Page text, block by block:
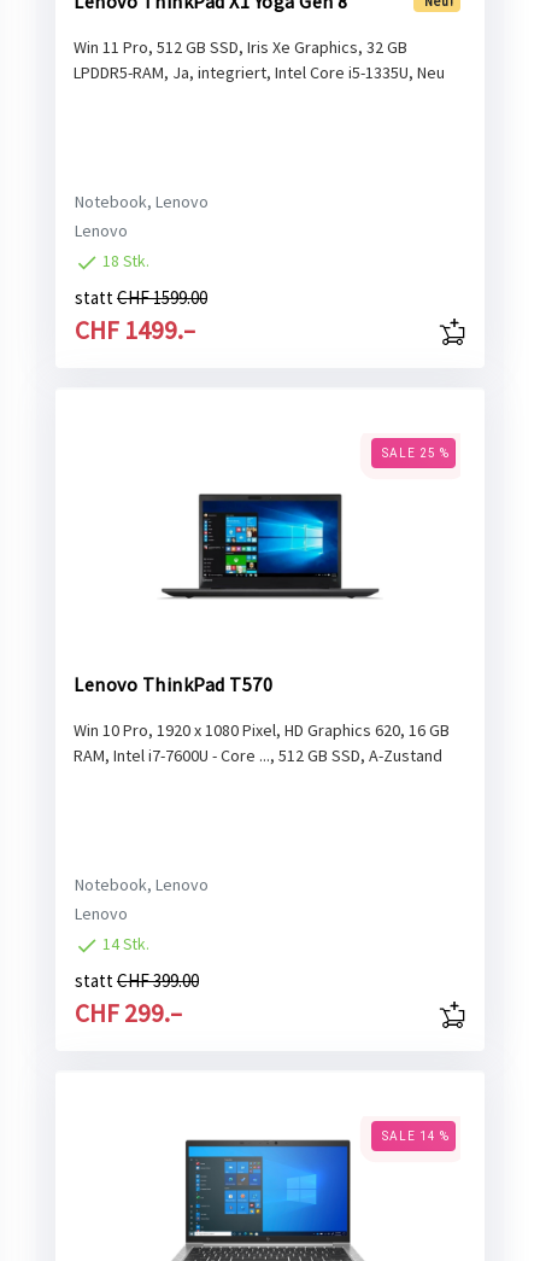
Win 11 Pro, 512 GB SSD, Iris Xe Graphics, 32 GB
LPDDR5-RAM, Ja, integriert, Intel Core i5-1335U, Neu
Notebook, Lenovo
Lenovo
18 Stk.
stattCHF 1599.00
CHF 1499.–
SALE 25 %
Lenovo ThinkPad T570
Win 10 Pro, 1920 x 1080 Pixel, HD Graphics 620, 16 GB
RAM, Intel i7-7600U - Core ..., 512 GB SSD, A-Zustand
Notebook, Lenovo
Lenovo
14 Stk.
stattCHF 399.00
CHF 299.–
SALE 14 %